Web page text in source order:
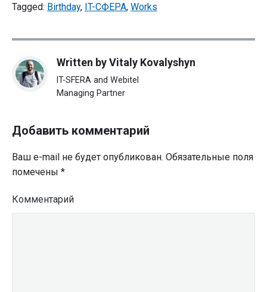
Tagged: Birthday, IT-СФЕРА, Works
Written byVitaly Kovalyshyn
IT-SFERA and Webitel
Managing Partner
Добавить комментарий
Ваш e-mail не будет опубликован. Обязательные поля
помечены *
Комментарий